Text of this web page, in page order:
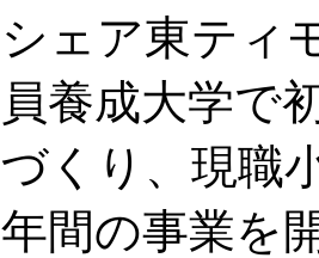
シェア東ティ
員養成大学で
づくり、現職
年間の事業を